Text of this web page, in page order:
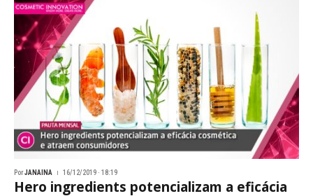
PorJANAINA 16/12/2019 · 18:19
Hero ingredients potencializam a eficácia